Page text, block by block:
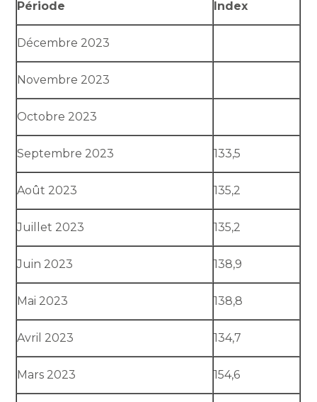
Période Index
Décembre 2023
Novembre 2023
Octobre 2023
Septembre 2023 133,5
Août 2023 135,2
Juillet 2023 135,2
Juin 2023 138,9
Mai 2023 138,8
Avril 2023 134,7
Mars 2023 154,6